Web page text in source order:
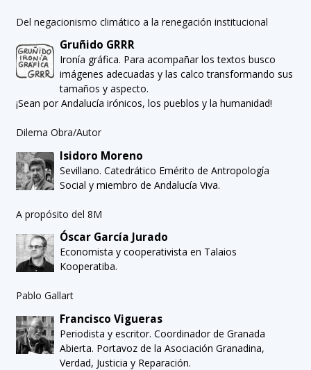
Del negacionismo climático a la renegación institucional
Gruñido GRRR
Ironía gráfica. Para acompañar los textos busco
imágenes adecuadas y las calco transformando sus
tamaños y aspecto.
¡Sean por Andalucía irónicos, los pueblos y la humanidad!
Dilema Obra/Autor
Isidoro Moreno
Sevillano. Catedrático Emérito de Antropología
Social y miembro de Andalucía Viva.
A propósito del 8M
Óscar García Jurado
Economista y cooperativista en Talaios
Kooperatiba.
Pablo Gallart
Francisco Vigueras
Periodista y escritor. Coordinador de Granada
Abierta. Portavoz de la Asociación Granadina,
Verdad, Justicia y Reparación.